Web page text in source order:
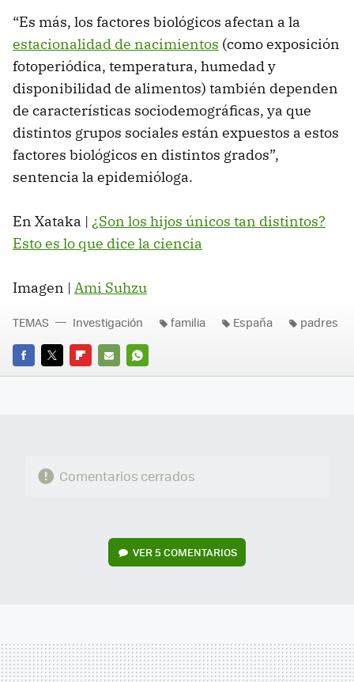
“Es más, los factores biológicos afectan a la
estacionalidad de nacimientos (como exposición
fotoperiódica, temperatura, humedad y
disponibilidad de alimentos) también dependen
de características sociodemográficas, ya que
distintos grupos sociales están expuestos a estos
factores biológicos en distintos grados”,
sentencia la epidemióloga.
En Xataka | ¿Son los hijos únicos tan distintos?
Esto es lo que dice la ciencia
Imagen | Ami Suhzu
FACEBOOK
TWITTERFLIPBOARD
E-
WHATSAPP
TEMAS Investigación familia España padres
Comentarios cerrados
VER5 COMENTARIOS